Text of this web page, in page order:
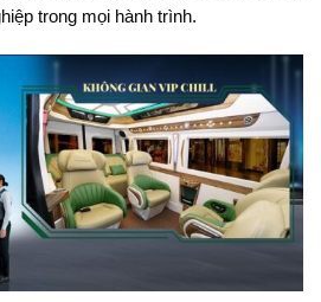
trong mọi hành trình.